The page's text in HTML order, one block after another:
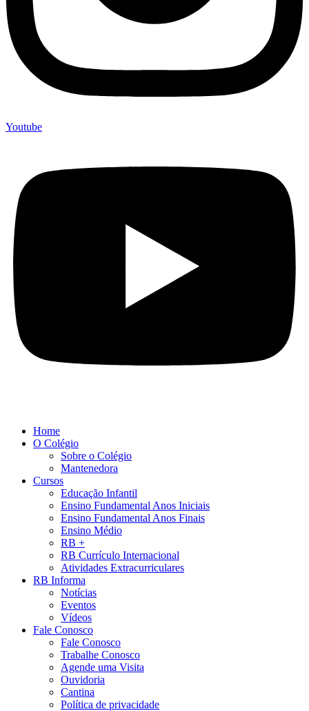
Youtube
Home
O Colégio
Sobre o Colégio
Mantenedora
Cursos
Educação Infantil
Ensino Fundamental Anos Iniciais
Ensino Fundamental Anos Finais
Ensino Médio
RB +
RB Currículo Internacional
Atividades Extracurriculares
RB Informa
Notícias
Eventos
Vídeos
Fale Conosco
Fale Conosco
Trabalhe Conosco
Agende uma Visita
Ouvidoria
Cantina
Política de privacidade